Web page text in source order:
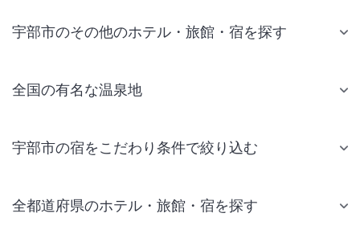
宇部市のその他のホテル・旅館・宿を探す
全国の有名な温泉地
宇部市の宿をこだわり条件で絞り込む
全都道府県のホテル・旅館・宿を探す